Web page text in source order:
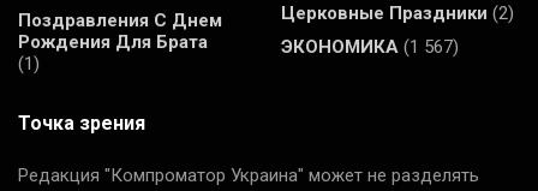
Поздравления С Днем
Рождения Для Брата
(1)
Церковные Праздники (2)
ЭКОНОМИКА (1 567)
Точка зрения
Редакция "Компроматор Украина" может не разделять